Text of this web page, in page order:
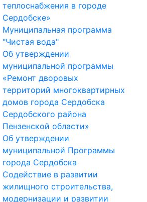
теплоснабжения в городе
Сердобске»
Муниципальная программа
"Чистая вода"
Об утверждении
муниципальной программы
«Ремонт дворовых
территорий многоквартирных
домов города Сердобска
Сердобского района
Пензенской области»
Об утверждении
муниципальной Программы
города Сердобска
Содействие в развитии
жилищного строительства,
модернизации и развитии